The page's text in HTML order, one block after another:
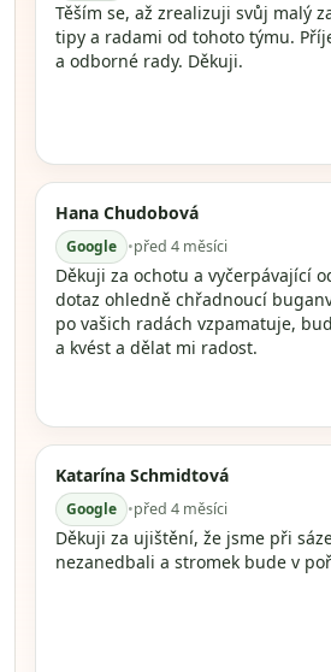
Těším se, až zrealizuji svůj malý
tipy a radami od tohoto týmu.
a odborné rady. Děkuji.
Hana Chudobová
Google •před 4 měsíci
Děkuji za ochotu a vyčerpávající
dotaz ohledně chřadnoucí
po vašich radách vzpamatuje,
a kvést a dělat mi radost.
Katarína Schmidtová
Google •před 4 měsíci
Děkuji za ujištění, že jsme při
nezanedbali a stromek bude v